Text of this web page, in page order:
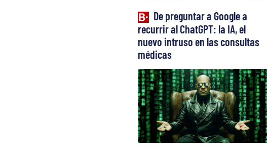
De preguntar a Google a
recurrir al ChatGPT: la IA, el
nuevo intruso en las consultas
médicas